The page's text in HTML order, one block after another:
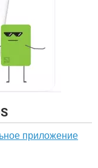
приложение